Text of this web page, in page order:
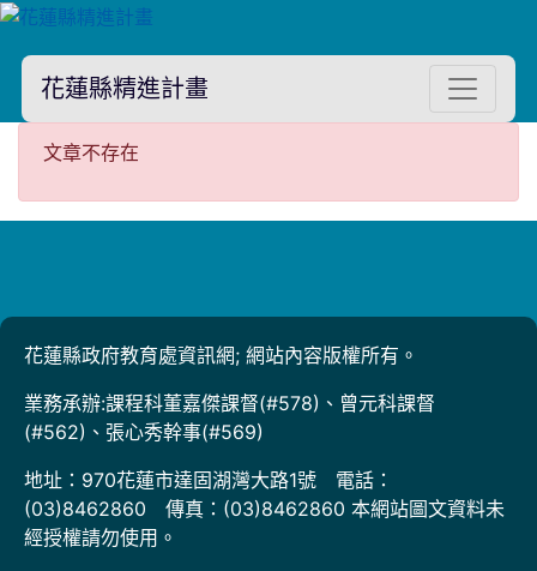
花蓮縣精進計畫
文章不存在
文章不存在
花蓮縣政府教育處資訊網; 網站內容版權所有。
業務承辦:課程科董嘉傑課督(#578)、曾元科課督
(#562)、張心秀幹事(#569)
地址：970花蓮市達固湖灣大路1號 電話：
(03)8462860 傳真：(03)8462860 本網站圖文資料未
經授權請勿使用。